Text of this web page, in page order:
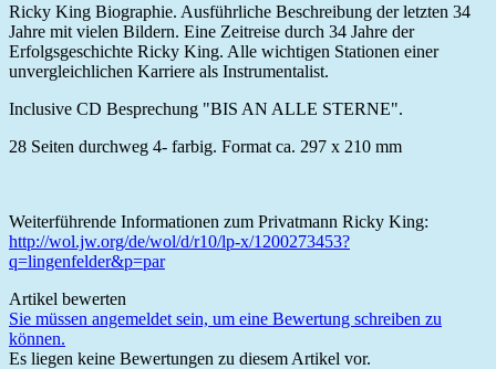
Ricky King Biographie. Ausführliche Beschreibung der letzten 34
Jahre mit vielen Bildern. Eine Zeitreise durch 34 Jahre der
Erfolgsgeschichte Ricky King. Alle wichtigen Stationen einer
unvergleichlichen Karriere als Instrumentalist.
Inclusive CD Besprechung "BIS AN ALLE STERNE".
28 Seiten durchweg 4- farbig. Format ca. 297 x 210 mm
Weiterführende Informationen zum Privatmann Ricky King:
http://wol.jw.org/de/wol/d/r10/lp-x/1200273453?
q=lingenfelder&p=par
Artikel bewerten
Sie müssen angemeldet sein, um eine Bewertung schreiben zu
können.
Es liegen keine Bewertungen zu diesem Artikel vor.